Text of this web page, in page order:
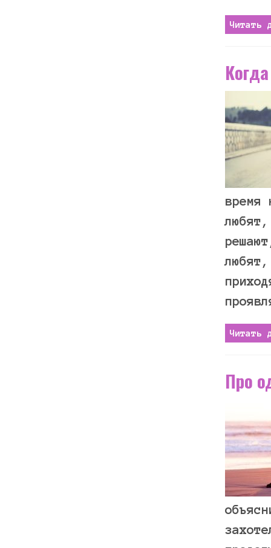
Читать
время
Читать
Про